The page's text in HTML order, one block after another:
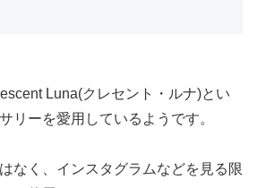
Luna(クレセント・ルナ)とい
リーを愛用しているようです。
なく、インスタグラムなどを見る限